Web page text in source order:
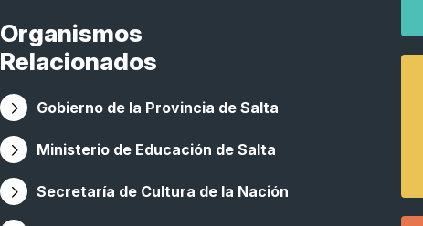
Organismos
Relacionados
Gobierno de la Provincia de Salta
Ministerio de Educación de Salta
Secretaría de Cultura de la Nación